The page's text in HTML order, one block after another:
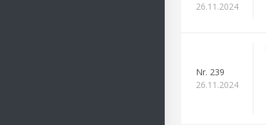
26.11.2024
Nr. 239
26.11.2024